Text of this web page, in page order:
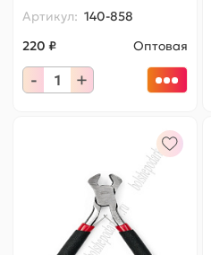
Артикул: 140-858
220 ₽
Оптовая
- +